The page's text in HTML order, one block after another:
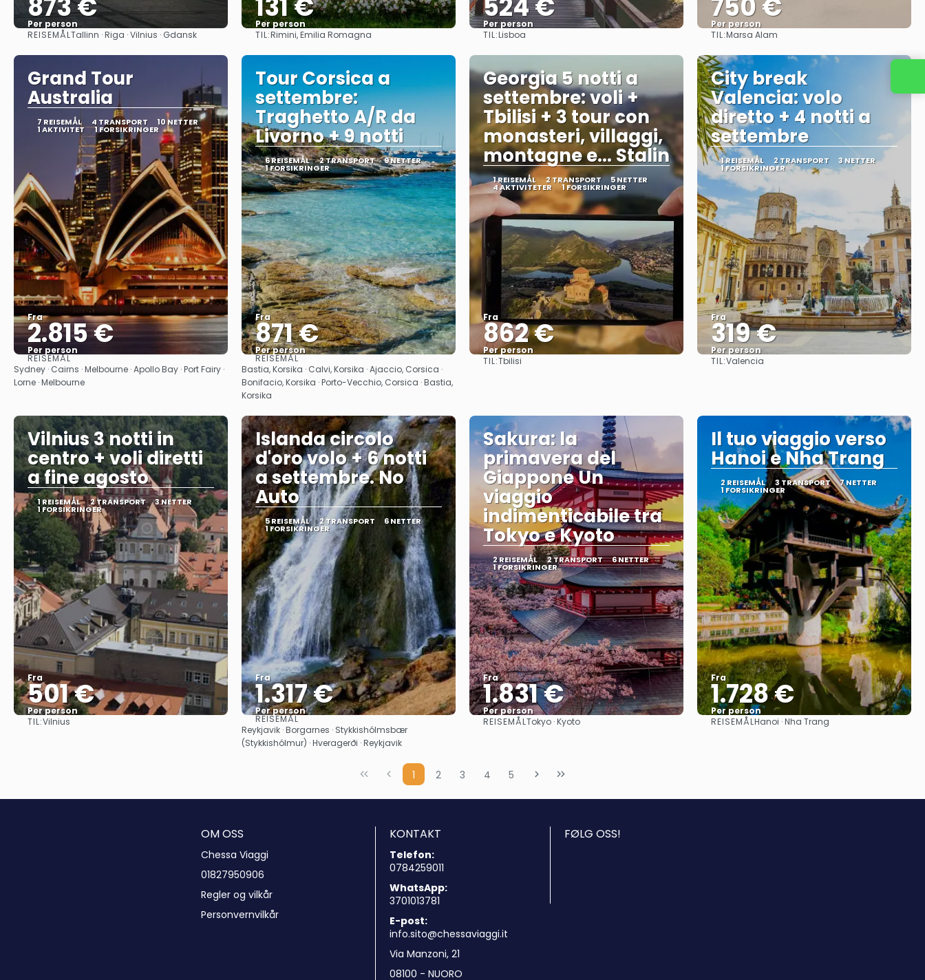
873 €
Per person
Se
REISEMÅLTallinn · Riga · Vilnius · Gdansk
131 €
Per person
Se
TIL:Rimini, Emilia Romagna
524 €
Per person
TIL:Lisboa
750 €
Per person
TIL:Marsa Alam
Grand Tour
Australia
7 REISEMÅL 4 TRANSPORT 10 NETTER
1 AKTIVITET 1 FORSIKRINGER
Fra
2.815 €
Per person
Se
REISEMÅL
Sydney · Cairns · Melbourne · Apollo Bay · Port Fairy ·
Lorne · Melbourne
Tour Corsica a
settembre:
Traghetto A/R da
Livorno + 9 notti
6 REISEMÅL 2 TRANSPORT 9 NETTER
1 FORSIKRINGER
Fra
871 €
Per person
Se
REISEMÅL
Bastia, Korsika · Calvi, Korsika · Ajaccio, Corsica ·
Bonifacio, Korsika · Porto-Vecchio, Corsica · Bastia,
Korsika
Georgia 5 notti a
settembre: voli +
Tbilisi + 3 tour con
monasteri, villaggi,
montagne e... Stalin
1 REISEMÅL 2 TRANSPORT 5 NETTER
4 AKTIVITETER 1 FORSIKRINGER
Fra
862 €
Per person
TIL:Tbilisi
City break
Valencia: volo
diretto + 4 notti a
settembre
1 REISEMÅL 2 TRANSPORT 3 NETTER
1 FORSIKRINGER
Fra
319 €
Per person
TIL:Valencia
Vilnius 3 notti in
centro + voli diretti
a fine agosto
1 REISEMÅL 2 TRANSPORT 3 NETTER
1 FORSIKRINGER
Fra
501 €
Per person
TIL:Vilnius
Islanda circolo
d'oro volo + 6 notti
a settembre. No
Auto
5 REISEMÅL 2 TRANSPORT 6 NETTER
1 FORSIKRINGER
Fra
1.317 €
Per person
Se
REISEMÅL
Reykjavik · Borgarnes · Stykkishólmsbær
(Stykkishólmur) · Hveragerði · Reykjavik
Sakura: la
primavera del
Giappone Un
viaggio
indimenticabile tra
Tokyo e Kyoto
2 REISEMÅL 2 TRANSPORT 6 NETTER
1 FORSIKRINGER
Fra
1.831 €
Per person
Se
REISEMÅLTokyo · Kyoto
Il tuo viaggio verso
Hanoi e Nha Trang
2 REISEMÅL 3 TRANSPORT 7 NETTER
1 FORSIKRINGER
Fra
1.728 €
Per person
Se
REISEMÅLHanoi · Nha Trang
1 2 3 4 5
OM OSS
Chessa Viaggi
01827950906
Regler og vilkår
Personvernvilkår
KONTAKT
Telefon:
0784259011
WhatsApp:
3701013781
E-post:
info.sito@chessaviaggi.it
Via Manzoni, 21
08100 - NUORO
FØLG OSS!